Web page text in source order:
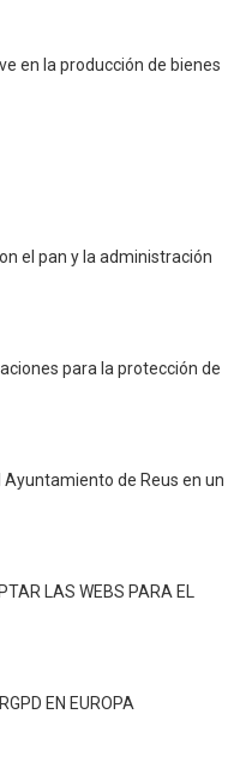
en la producción de bienes
el pan y la administración
para la protección de
de Reus en un
LAS WEBS PARA EL
EN EUROPA